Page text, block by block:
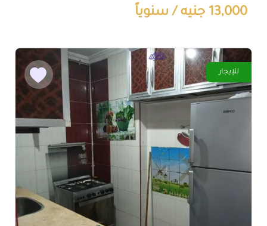
13,000 جنيه / سنوياً
للإيجار